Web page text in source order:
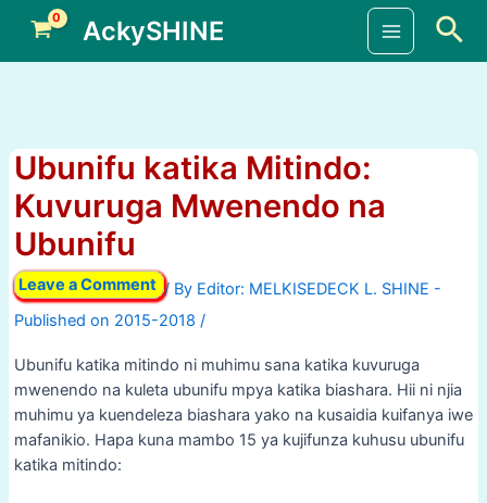
content
AckySHINE
Main
Ubunifu katika Mitindo:
Kuvuruga Mwenendo na
Ubunifu
Leave a Comment / By
/
Ubunifu katika mitindo ni muhimu sana katika kuvuruga
mwenendo na kuleta ubunifu mpya katika biashara. Hii ni njia
muhimu ya kuendeleza biashara yako na kusaidia kuifanya iwe
mafanikio. Hapa kuna mambo 15 ya kujifunza kuhusu ubunifu
katika mitindo: